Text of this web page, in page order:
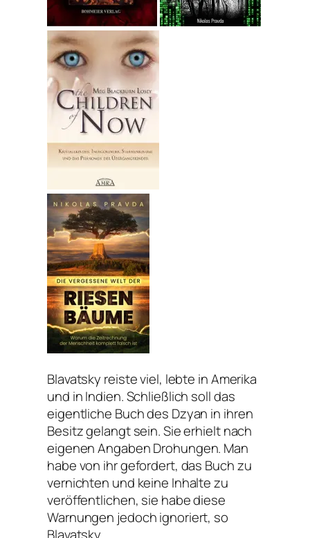
Blavatsky reiste viel, lebte in Amerika
und in Indien. Schließlich soll das
eigentliche Buch des Dzyan in ihren
Besitz gelangt sein. Sie erhielt nach
eigenen Angaben Drohungen. Man
habe von ihr gefordert, das Buch zu
vernichten und keine Inhalte zu
veröffentlichen, sie habe diese
Warnungen jedoch ignoriert, so
Blavatsky.